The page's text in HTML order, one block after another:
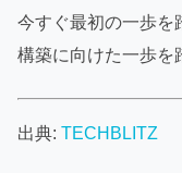
今すぐ最初の一歩を
構築に向けた一歩を
出典: TECHBLITZ